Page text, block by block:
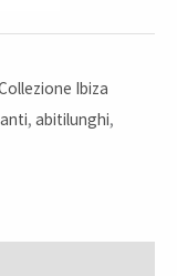
Ibiza
, abitilunghi,